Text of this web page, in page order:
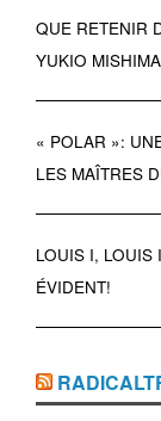
QUE RETENIR
YUKIO MISHIMA
« POLAR »:
LES MAÎTRES
LOUIS I,
ÉVIDENT!